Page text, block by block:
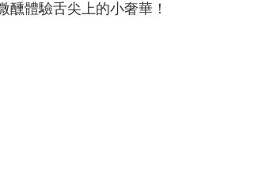
微醺體驗舌尖上的小奢華！